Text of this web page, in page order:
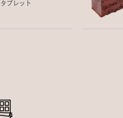
タブレット